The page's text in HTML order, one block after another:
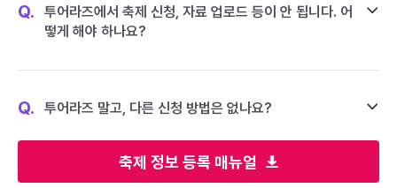
축제 정보 등록 매뉴얼
Q.
투어라즈에서 축제 신청, 자료 업로드 등이 안 됩니다. 어
떻게 해야 하나요?
Q. 투어라즈 말고, 다른 신청 방법은 없나요?